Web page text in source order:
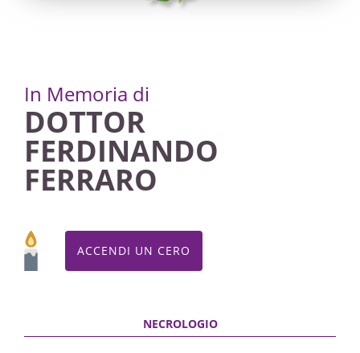
In Memoria di
DOTTOR
FERDINANDO
FERRARO
ACCENDI UN CERO